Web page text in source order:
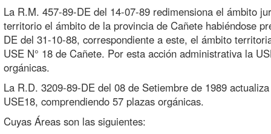
La R.M. 457-89-DE del 14-07-89 redimensiona el ámbito
territorio el ámbito de la provincia de Cañete habiéndose
DE del 31-10-88, correspondiente a este, el ámbito
USE N° 18 de Cañete. Por esta acción administrativa la
orgánicas.
La R.D. 3209-89-DE del 08 de Setiembre de 1989
USE18, comprendiendo 57 plazas orgánicas.
Cuyas Áreas son las siguientes: